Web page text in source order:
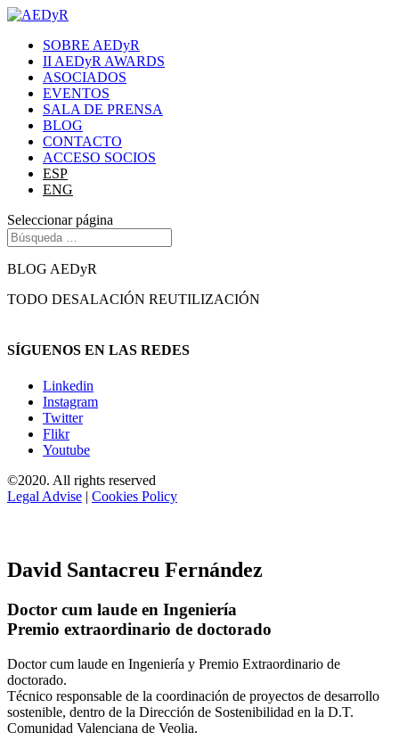
SOBRE AEDyR
II AEDyR AWARDS
ASOCIADOS
EVENTOS
SALA DE PRENSA
BLOG
CONTACTO
ACCESO SOCIOS
ESP
ENG
Seleccionar página
BLOG AEDyR
TODO DESALACIÓN REUTILIZACIÓN
SÍGUENOS EN LAS REDES
Linkedin
Instagram
Twitter
Flikr
Youtube
©2020. All rights reserved
Legal Advise | Cookies Policy
David Santacreu Fernández
Doctor cum laude en Ingeniería
Premio extraordinario de doctorado
Doctor cum laude en Ingeniería y Premio Extraordinario de
doctorado.
Técnico responsable de la coordinación de proyectos de desarrollo
sostenible, dentro de la Dirección de Sostenibilidad en la D.T.
Comunidad Valenciana de Veolia.